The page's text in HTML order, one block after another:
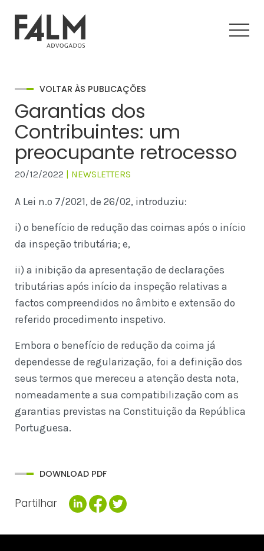
VOLTAR ÀS PUBLICAÇÕES
Garantias dos
Contribuintes: um
preocupante retrocesso
20/12/2022 | NEWSLETTERS
A Lei n.º 7/2021, de 26/02, introduziu:
i) o benefício de redução das coimas após o início
da inspeção tributária; e,
ii) a inibição da apresentação de declarações
tributárias após início da inspeção relativas a
factos compreendidos no âmbito e extensão do
referido procedimento inspetivo.
Embora o benefício de redução da coima já
dependesse de regularização, foi a definição dos
seus termos que mereceu a atenção desta nota,
nomeadamente a sua compatibilização com as
garantias previstas na Constituição da República
Portuguesa.
DOWNLOAD PDF
Partilhar